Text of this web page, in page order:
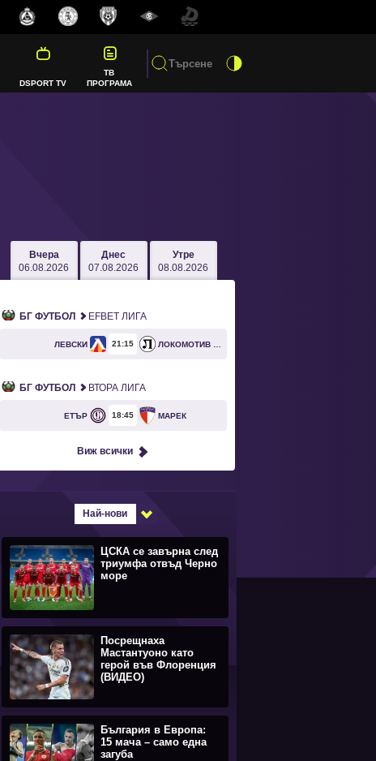
DSPORT TV
ТВ
ПРОГРАМА
Вчера
06.08.2026
Днес
07.08.2026
Утре
08.08.2026
БГ ФУТБОЛ EFBET ЛИГА
ЛЕВСКИ 21 15
БГ ФУТБОЛ ВТОРА ЛИГА
ЕТЪР 18 45 МАРЕК
Виж всички
Най-нови
ЦСКА се завърна след
триумфа отвъд Черно
море
Посрещнаха
Мастантуоно като
герой във Флоренция
(ВИДЕО)
България в Европа:
15 мача – само една
загуба